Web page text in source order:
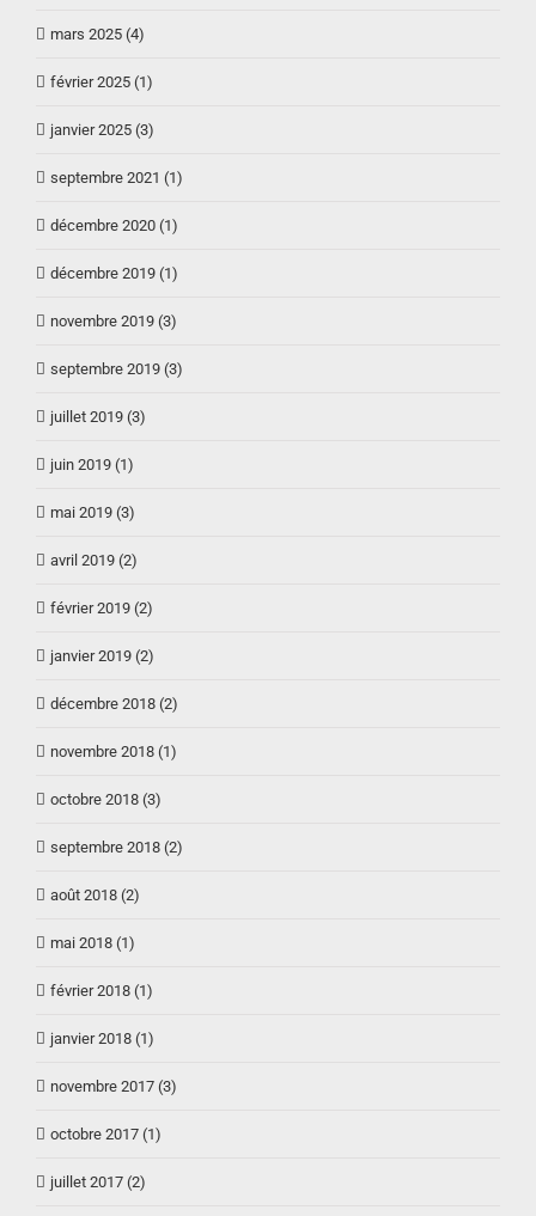
mars 2025 (4)
février 2025 (1)
janvier 2025 (3)
septembre 2021 (1)
décembre 2020 (1)
décembre 2019 (1)
novembre 2019 (3)
septembre 2019 (3)
juillet 2019 (3)
juin 2019 (1)
mai 2019 (3)
avril 2019 (2)
février 2019 (2)
janvier 2019 (2)
décembre 2018 (2)
novembre 2018 (1)
octobre 2018 (3)
septembre 2018 (2)
août 2018 (2)
mai 2018 (1)
février 2018 (1)
janvier 2018 (1)
novembre 2017 (3)
octobre 2017 (1)
juillet 2017 (2)